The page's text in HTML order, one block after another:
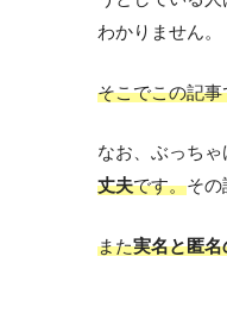
わかりません。
そこでこの記事
なお、ぶっち
丈夫です。その
また実名と匿